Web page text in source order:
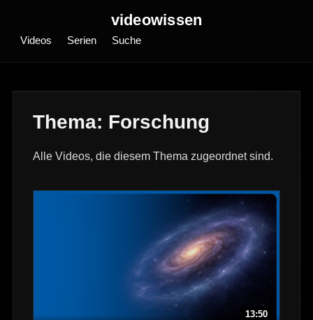
videowissen
Videos Serien Suche
Thema: Forschung
Alle Videos, die diesem Thema zugeordnet sind.
13:50